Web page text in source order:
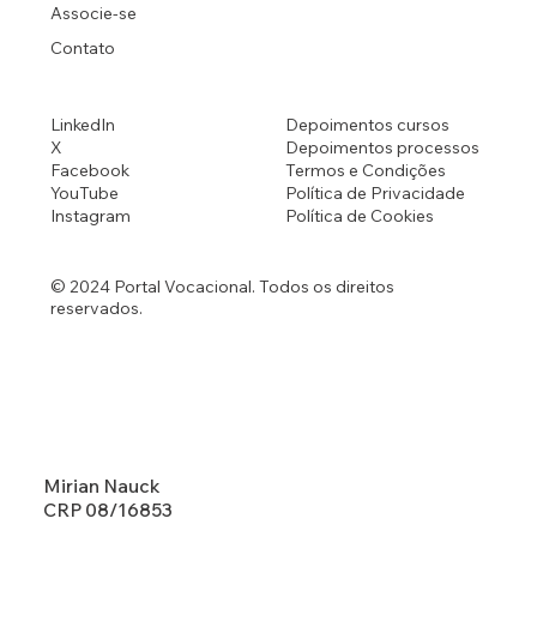
Mirian Nauck
CRP 08/16853
Associe-se
Contato
Depoimentos cursos
Depoimentos processos
Termos e Condições
Política de Privacidade
Política de Cookies
LinkedIn
X
Facebook
YouTube
Instagram
© 2024 Portal Vocacional. Todos os direitos
reservados.